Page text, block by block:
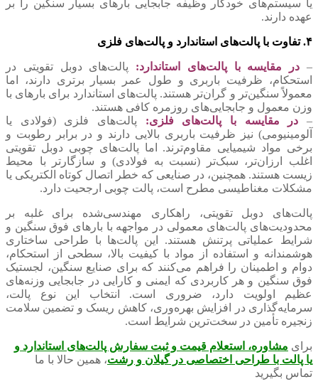
یا سیستم‌های خودکار وظیفه جابجایی بارهای بسیار سنگین را بر
عهده دارند.
۴. تفاوت با پالت‌های استاندارد و پالت‌های فلزی
– در مقایسه با پالت‌های استاندارد:
پالت‌های دوبل تقویتی در
استحکام، ظرفیت باربری و طول عمر بسیار برتری دارند، اما
معمولاً سنگین‌تر و گران‌تر هستند. پالت‌های استاندارد برای بارهای با
وزن معمول و جابجایی‌های روزمره کافی هستند.
– در مقایسه با پالت‌های فلزی: پالت‌های فلزی (فولادی یا
آلومینیومی) نیز ظرفیت باربری بالایی دارند و در برابر رطوبت و
برخی مواد شیمیایی مقاوم‌ترند. اما پالت‌های چوبی دوبل تقویتی
اغلب ارزان‌تر، سبک‌تر (نسبت به فولادی) و سازگارتر با محیط
زیست هستند. همچنین، در صنایعی که خطر اتصال کوتاه الکتریکی یا
مشکلات مغناطیسی مطرح است، پالت چوبی ارجحیت دارد.
پالت‌های دوبل تقویتی، راهکاری مهندسی‌شده برای غلبه بر
محدودیت‌های پالت‌های معمولی در مواجهه با بارهای فوق سنگین و
شرایط عملیاتی پرتنش هستند. این پالت‌ها با طراحی ساختاری
هوشمندانه و استفاده از مواد با کیفیت بالا، سطحی از استحکام،
دوام و اطمینان را فراهم می‌کنند که برای صنایع سنگین، لجستیک
فوق سنگین و هر کاربردی که ایمنی و کارایی در جابجایی وزنه‌های
عظیم اولویت دارد، ضروری است. انتخاب این نوع پالت،
سرمایه‌گذاری در افزایش بهره‌وری، کاهش ریسک و تضمین سلامت
زنجیره تأمین در سخت‌ترین شرایط است.
برای مشاوره، استعلام قیمت و ثبت سفارش پالت‌های استاندارد و
یا پالت با طراحی اختصاصی در گیلان و رشت، همین حالا با ما
تماس بگیرید